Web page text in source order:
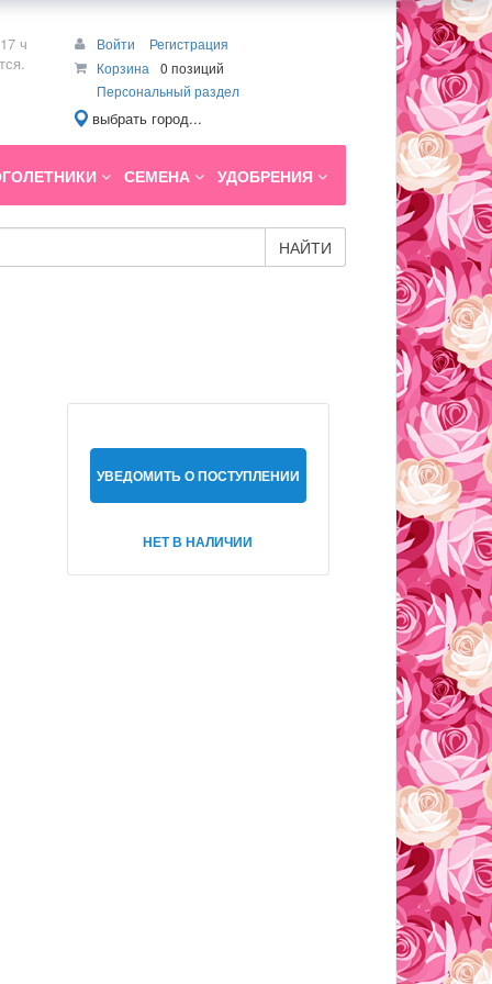
ч
Войти
Регистрация
Корзина
0 позиций
Персональный раздел
выбрать город...
СЕМЕНА УДОБРЕНИЯ
НАЙТИ
УВЕДОМИТЬ О ПОСТУПЛЕНИИ
НЕТ В НАЛИЧИИ